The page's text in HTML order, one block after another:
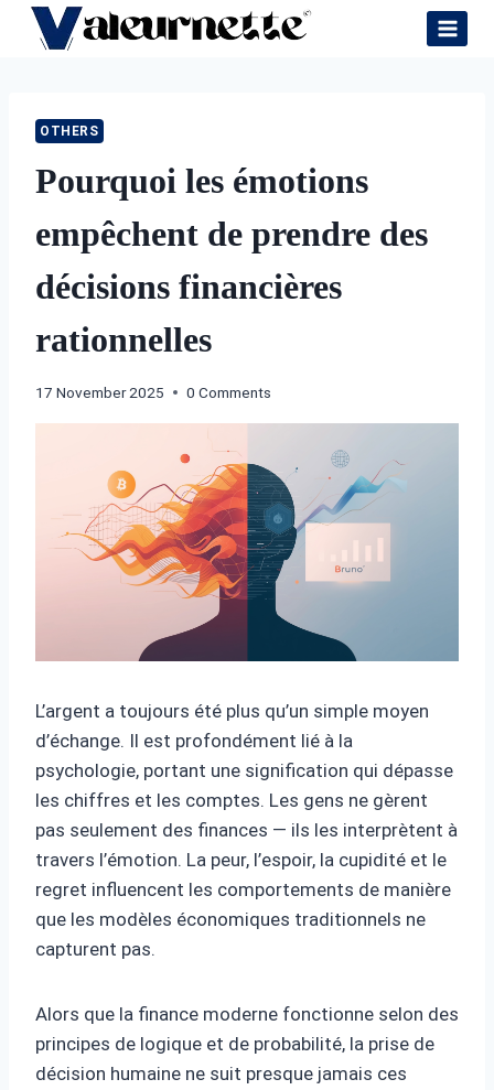
Skip
OTHERS
Pourquoi les émotions
empêchent de prendre des
décisions financières
rationnelles
17 November 2025 0 Comments
L’argent a toujours été plus qu’un simple moyen
d’échange. Il est profondément lié à la
psychologie, portant une signification qui dépasse
les chiffres et les comptes. Les gens ne gèrent
pas seulement des finances — ils les interprètent à
travers l’émotion. La peur, l’espoir, la cupidité et le
regret influencent les comportements de manière
que les modèles économiques traditionnels ne
capturent pas.
Alors que la finance moderne fonctionne selon des
principes de logique et de probabilité, la prise de
décision humaine ne suit presque jamais ces